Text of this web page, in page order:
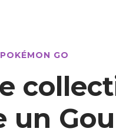
POKÉMON GO
un